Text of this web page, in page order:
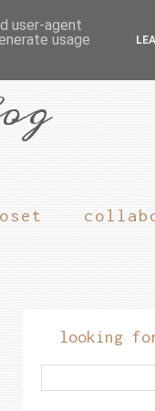
looking
user-agent
usage